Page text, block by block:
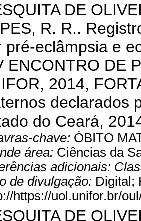
DE
R. R..
pré-eclâmpsia e
ENCONTRO DE
2014,
declarados
do Ceará,
chave: ÓBITO
área: Ciências da
adicionais:
de divulgação: Digital;
https://uol.unifor.br/
DE